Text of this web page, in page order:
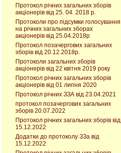
Протокол річних загальних зборів
акціонерів від 25. 04. 2018 р.
Протоколи про підсумки голосування
на річних загальних зборах
акціонерів від 25.04.2018р
Протокол позачергових загальних
зборів від 20.12.2018р.
Протоколи загальних зборів
акціонерів від 22 квітня 2019 року
Протокол річних загальних зборів
акціонерів від 01 липня 2020
Протокол річних ЗЗА від 23.04.2021
протокол позачергових загальних
зборів 20.07.2022
Протокол річних загальних зборів від
15.12.2022
Додатки до протоколу ЗЗа від
15.12.2022